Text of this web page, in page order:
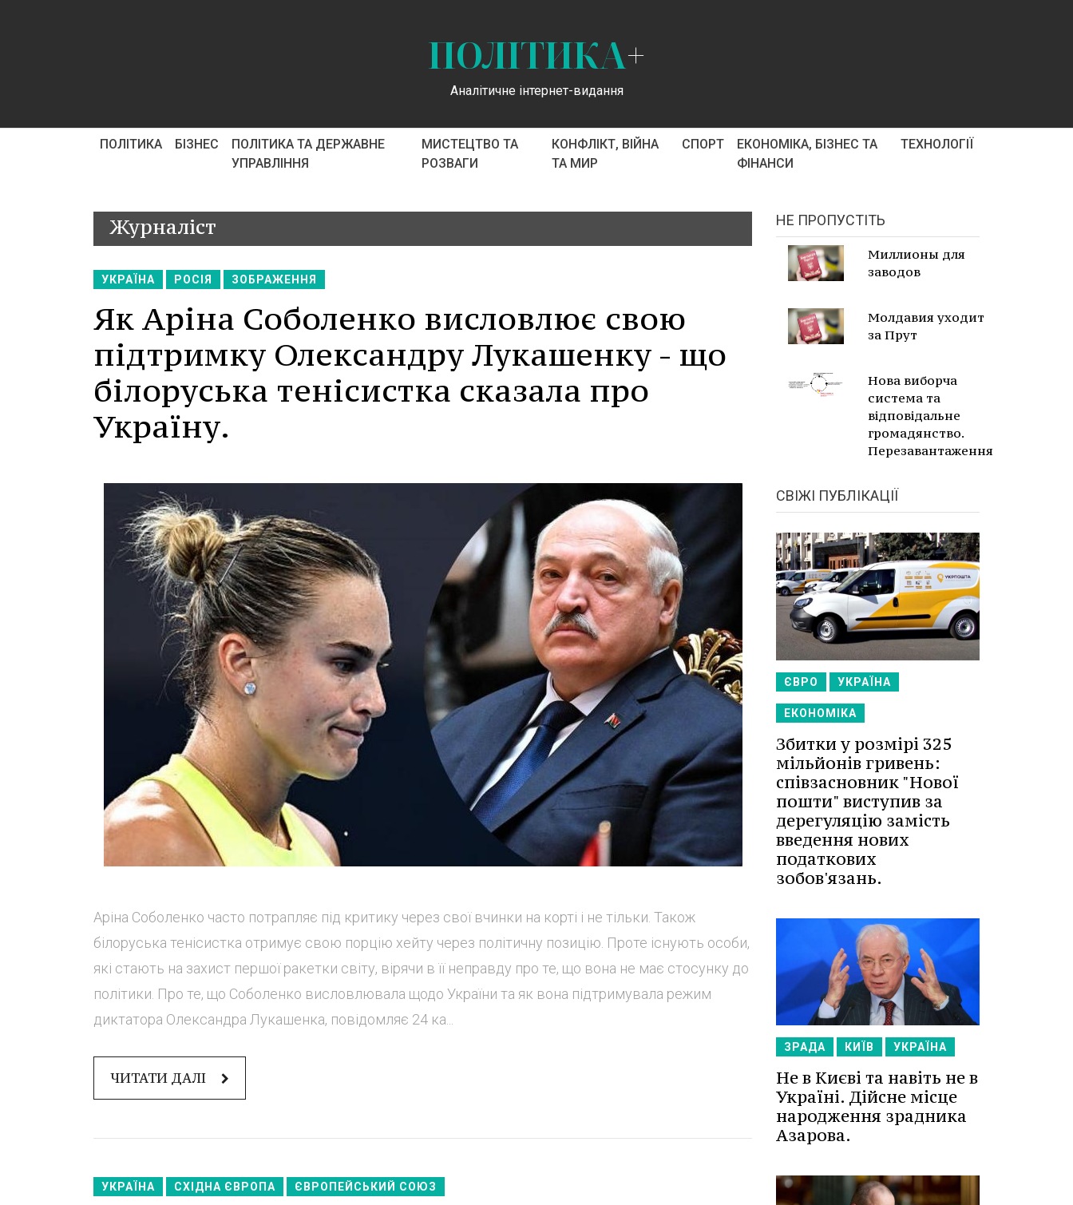
ПОЛІТИКА+
Аналітичне інтернет-видання
ПОЛІТИКА БІЗНЕС
ПОЛІТИКА ТА ДЕРЖАВНЕ
УПРАВЛІННЯ
МИСТЕЦТВО ТА
РОЗВАГИ
КОНФЛІКТ, ВІЙНА
ТА МИР
СПОРТ
ЕКОНОМІКА, БІЗНЕС ТА
ФІНАНСИ
ТЕХНОЛОГІЇ
Журналіст
УКРАЇНА РОСІЯ ЗОБРАЖЕННЯ
Як Аріна Соболенко висловлює свою
підтримку Олександру Лукашенку - що
білоруська тенісистка сказала про
Україну.
Аріна Соболенко часто потрапляє під критику через свої вчинки на корті і не тільки. Також
білоруська тенісистка отримує свою порцію хейту через політичну позицію. Проте існують особи,
які стають на захист першої ракетки світу, вірячи в її неправду про те, що вона не має стосунку до
політики. Про те, що Соболенко висловлювала щодо України та як вона підтримувала режим
диктатора Олександра Лукашенка, повідомляє 24 ка...
ЧИТАТИ ДАЛІ
УКРАЇНА СХІДНА ЄВРОПА ЄВРОПЕЙСЬКИЙ СОЮЗ
НЕ ПРОПУСТІТЬ
Миллионы для
заводов
Молдавия уходит
за Прут
Нова виборча
система та
відповідальне
громадянство.
Перезавантаження
СВІЖІ ПУБЛІКАЦІЇ
ЄВРО УКРАЇНА
ЕКОНОМІКА
Збитки у розмірі 325
мільйонів гривень:
співзасновник "Нової
пошти" виступив за
дерегуляцію замість
введення нових
податкових
зобов'язань.
ЗРАДА КИЇВ УКРАЇНА
Не в Києві та навіть не в
Україні. Дійсне місце
народження зрадника
Азарова.